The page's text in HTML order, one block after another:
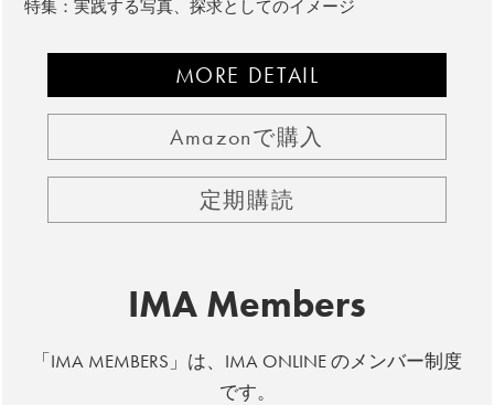
特集：実践する写真、探求としてのイメージ
MORE DETAIL
Amazonで購入
定期購読
IMA Members
「IMA MEMBERS」は、IMA ONLINE のメンバー制度
です。